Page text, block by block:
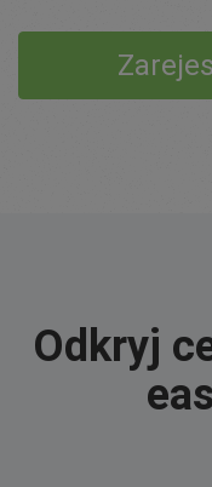
Odkryj